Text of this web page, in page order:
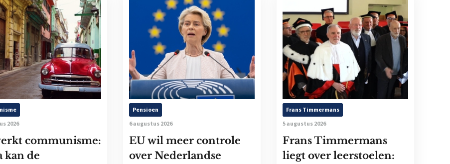
2026
communisme:
kan de
Pensioen
6 augustus 2026
EU wil meer controle
over Nederlandse
Frans Timmermans
5 augustus 2026
Frans Timmermans
liegt over leerstoelen: